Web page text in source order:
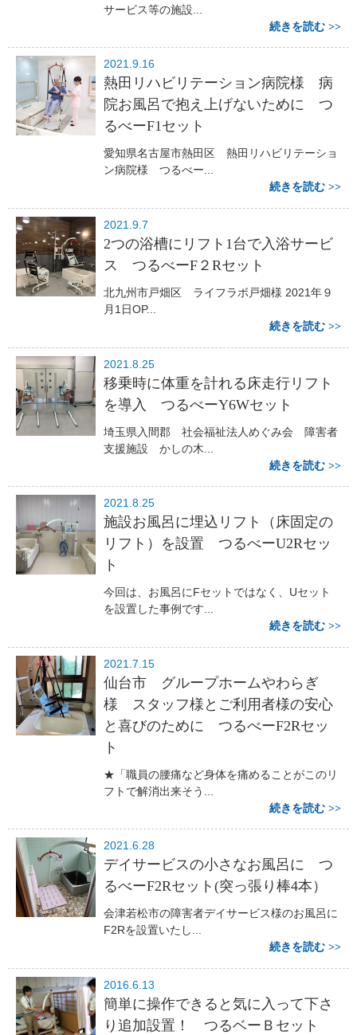
サービス等の施設...
続きを読む
2021.9.16
熱田リハビリテーション病院様 病
院お風呂で抱え上げないために つ
るべーF1セット
愛知県名古屋市熱田区 熱田リハビリテーショ
ン病院様 つるべー...
続きを読む
2021.9.7
2つの浴槽にリフト1台で入浴サービ
ス つるべーF２Rセット
北九州市戸畑区 ライフラボ戸畑様 2021年９
月1日OP...
続きを読む
2021.8.25
移乗時に体重を計れる床走行リフト
を導入 つるべーY6Wセット
埼玉県入間郡 社会福祉法人めぐみ会 障害者
支援施設 かしの木...
続きを読む
2021.8.25
施設お風呂に埋込リフト（床固定の
リフト）を設置 つるべーU2Rセッ
ト
今回は、お風呂にFセットではなく、Uセット
を設置した事例です...
続きを読む
2021.7.15
仙台市 グループホームやわらぎ
様 スタッフ様とご利用者様の安心
と喜びのために つるべーF2Rセッ
ト
★「職員の腰痛など身体を痛めることがこのリ
フトで解消出来そう...
続きを読む
2021.6.28
デイサービスの小さなお風呂に つ
るべーF2Rセット(突っ張り棒4本）
会津若松市の障害者デイサービス様のお風呂に
F2Rを設置いたし...
続きを読む
2016.6.13
簡単に操作できると気に入って下さ
り追加設置！ つるベーＢセット